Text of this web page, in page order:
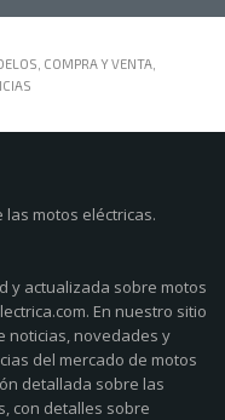
COMPRA Y VENTA,
motos eléctricas.
y actualizada sobre motos
En nuestro sitio
noticias, novedades y
del mercado de motos
detallada sobre las
con detalles sobre